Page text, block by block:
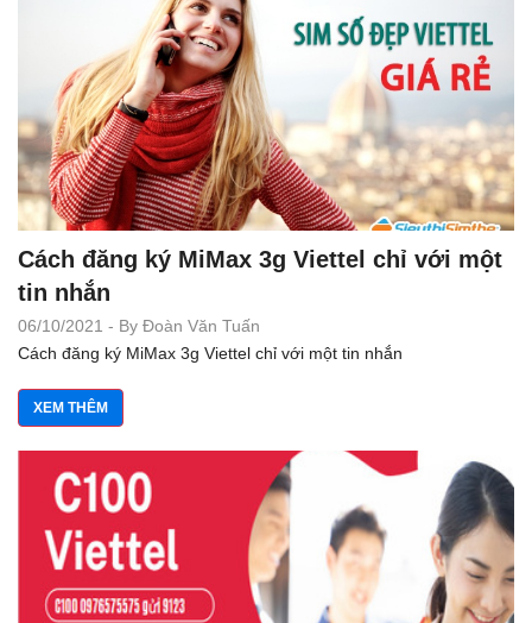
Cách đăng ký MiMax 3g Viettel chỉ với một
tin nhắn
06/10/2021 - By Đoàn Văn Tuấn
Cách đăng ký MiMax 3g Viettel chỉ với một tin nhắn
XEM THÊM